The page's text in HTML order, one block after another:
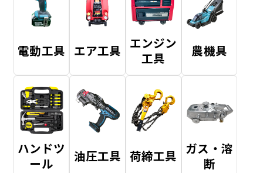
電動工具 エア工具 エンジン
工具
農機具
ハンドツ
ール
油圧工具 荷締工具 ガス・溶
断